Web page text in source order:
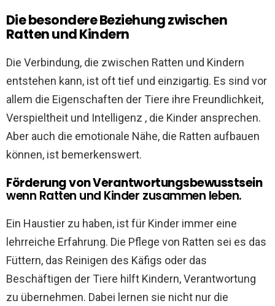
Die besondere Beziehung zwischen
Ratten und Kindern
Die Verbindung, die zwischen Ratten und Kindern
entstehen kann, ist oft tief und einzigartig. Es sind vor
allem die Eigenschaften der Tiere ihre Freundlichkeit,
Verspieltheit und Intelligenz , die Kinder ansprechen.
Aber auch die emotionale Nähe, die Ratten aufbauen
können, ist bemerkenswert.
Förderung von Verantwortungsbewusstsein
wenn Ratten und Kinder zusammen leben.
Ein Haustier zu haben, ist für Kinder immer eine
lehrreiche Erfahrung. Die Pflege von Ratten sei es das
Füttern, das Reinigen des Käfigs oder das
Beschäftigen der Tiere hilft Kindern, Verantwortung
zu übernehmen. Dabei lernen sie nicht nur die